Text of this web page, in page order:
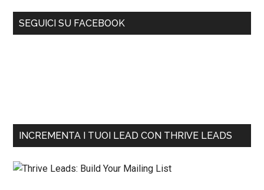
SEGUICI SU FACEBOOK
INCREMENTA I TUOI LEAD CON THRIVE LEADS